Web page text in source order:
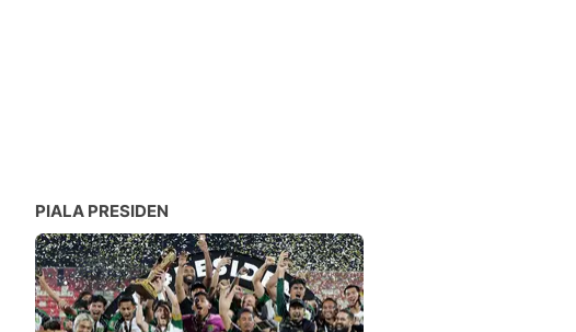
PIALA PRESIDEN